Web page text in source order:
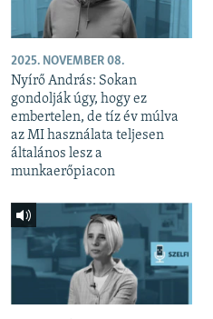
2025. NOVEMBER 08.
Nyírő András: Sokan
gondolják úgy, hogy ez
embertelen, de tíz év múlva
az MI használata teljesen
általános lesz a
munkaerőpiacon